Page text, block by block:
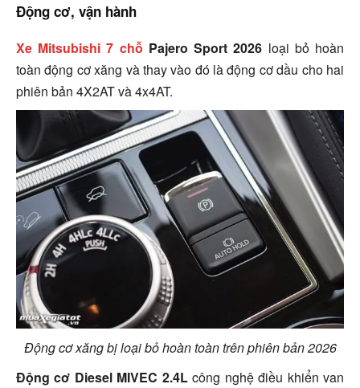
Động cơ, vận hành
Xe Mitsubishi 7 chỗ Pajero Sport 2026 loại bỏ hoàn
toàn động cơ xăng và thay vào đó là động cơ dầu cho hai
phiên bản 4X2AT và 4x4AT.
Động cơ xăng bị loại bỏ hoàn toàn trên phiên bản 2026
Động cơ Diesel MIVEC 2.4Lcông nghệ điều khiển van